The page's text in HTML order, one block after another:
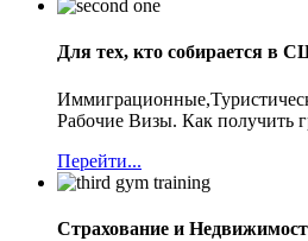
Для тех, кто собирается в
Рабочие Визы. Как получить
Перейти...
Страхование и